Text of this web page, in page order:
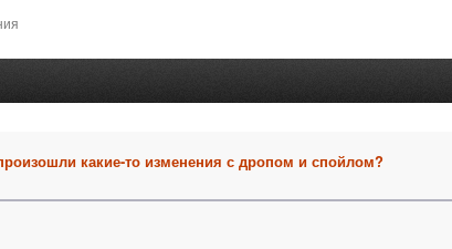
какие-то изменения с дропом и спойлом?